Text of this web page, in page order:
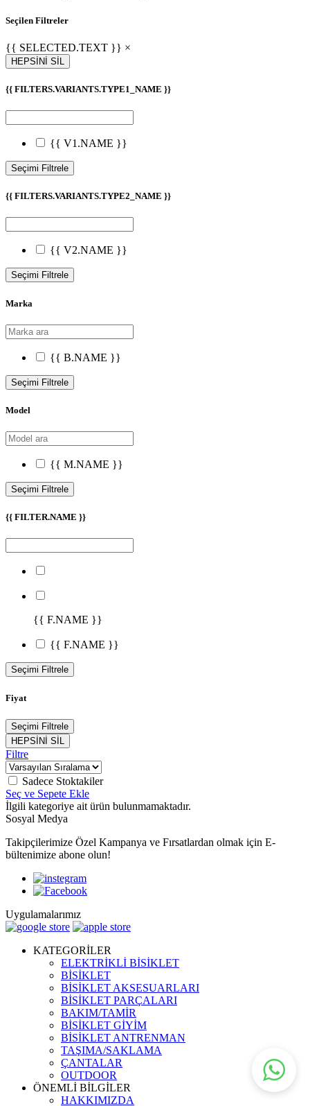
Seçilen Filtreler
{{ SELECTED.TEXT }} ×
HEPSİNİ SİL
{{ FILTERS.VARIANTS.TYPE1_NAME }}
{{ V1.NAME }}
Seçimi Filtrele
{{ FILTERS.VARIANTS.TYPE2_NAME }}
{{ V2.NAME }}
Seçimi Filtrele
Marka
{{ B.NAME }}
Seçimi Filtrele
Model
{{ M.NAME }}
Seçimi Filtrele
{{ FILTER.NAME }}
{{ F.NAME }}
{{ F.NAME }}
Seçimi Filtrele
Fiyat
Seçimi Filtrele
HEPSİNİ SİL
Filtre
Sadece Stoktakiler
Seç ve Sepete Ekle
İlgili kategoriye ait ürün bulunmamaktadır.
Sosyal Medya
Takipçilerimize Özel Kampanya ve Fırsatlardan olmak için E-
bültenimize abone olun!
Uygulamalarımız
KATEGORİLER
ELEKTRİKLİ BİSİKLET
BİSİKLET
BİSİKLET AKSESUARLARI
BİSİKLET PARÇALARI
BAKIM/TAMİR
BİSİKLET GİYİM
BİSİKLET ANTRENMAN
TAŞIMA/SAKLAMA
ÇANTALAR
OUTDOOR
ÖNEMLİ BİLGİLER
HAKKIMIZDA